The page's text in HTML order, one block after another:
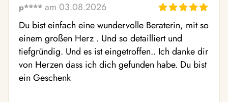
p**** am 03.08.2026
Du bist einfach eine wundervolle Beraterin, mit so
einem großen Herz . Und so detailliert und
tiefgründig. Und es ist eingetroffen.. Ich danke dir
von Herzen dass ich dich gefunden habe. Du bist
ein Geschenk